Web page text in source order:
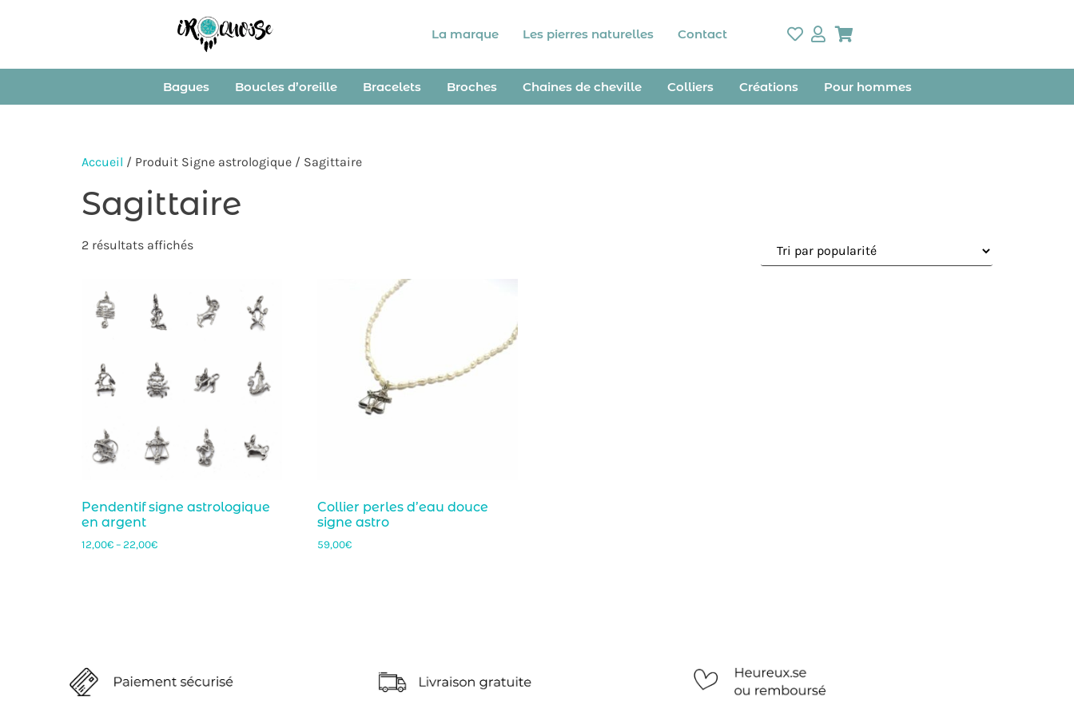
La marque Les pierres naturelles Contact
Bagues Boucles d’oreille Bracelets Broches Chaines de cheville Colliers Créations Pour hommes
Accueil / Produit Signe astrologique / Sagittaire
Sagittaire
2 résultats affichés
Pendentif signe astrologique
en argent
12,00€– 22,00€
Collier perles d’eau douce
signe astro
59,00€